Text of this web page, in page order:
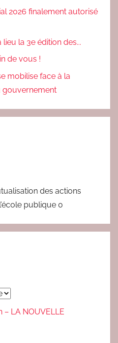
2026 finalement autorisé
la 3e édition des...
de vous !
mobilise face à la
gouvernement
des actions
publique 0
– LA NOUVELLE